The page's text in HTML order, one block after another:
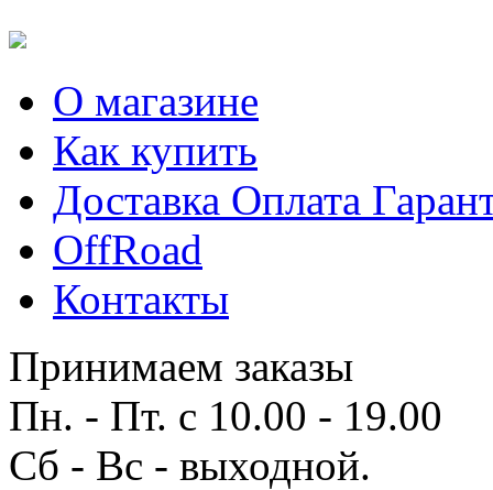
О магазине
Как купить
Доставка Оплата
OffRoad
Контакты
Принимаем заказы
Пн. - Пт. с 10.00 - 19.00
Сб - Вс - выходной.